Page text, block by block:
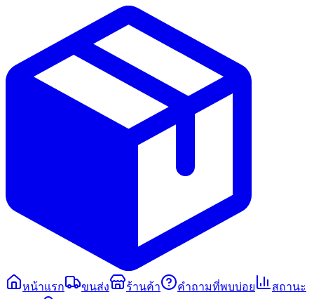
หน้าแรก ขนส่ง ร้านค้า คำถามที่พบบ่อย
สถานะ